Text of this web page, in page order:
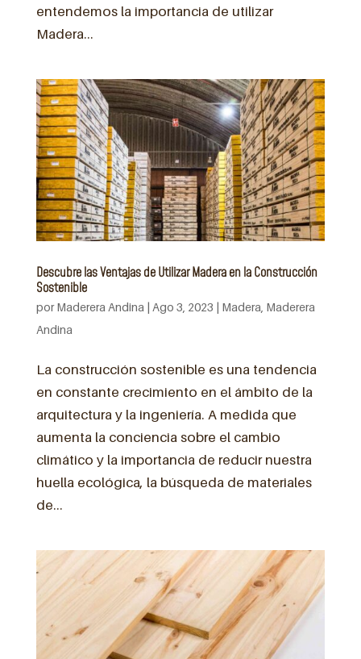
entendemos la importancia de utilizar
Madera...
Descubre las Ventajas de Utilizar Madera en la Construcción
Sostenible
porMaderera Andina | Ago 3, 2023 | Madera Maderera
Andina
La construcción sostenible es una tendencia
en constante crecimiento en el ámbito de la
arquitectura y la ingeniería. A medida que
aumenta la conciencia sobre el cambio
climático y la importancia de reducir nuestra
huella ecológica, la búsqueda de materiales
de...